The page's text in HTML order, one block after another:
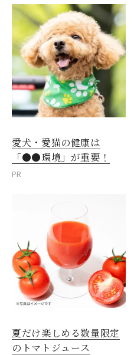
愛犬・愛猫の健康は
「●●環境」が重要！
PR
夏だけ楽しめる数量限定
のトマトジュース